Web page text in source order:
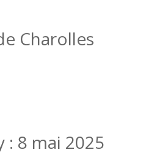
Charolles
: 8 mai 2025